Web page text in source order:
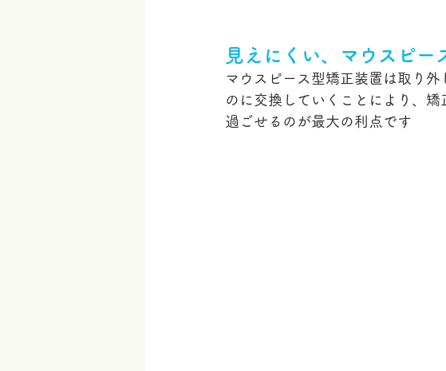
見えにくい、マウスピー
マウスピース型矯正装置は取り
のに交換していくことにより、
過ごせるのが最大の利点です